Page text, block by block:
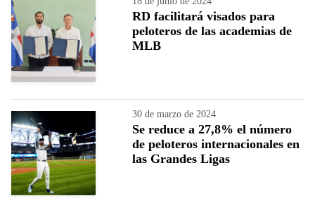
RD facilitará visados para
peloteros de las academias de
MLB
30 de marzo de 2024
Se reduce a 27,8% el número
de peloteros internacionales en
las Grandes Ligas